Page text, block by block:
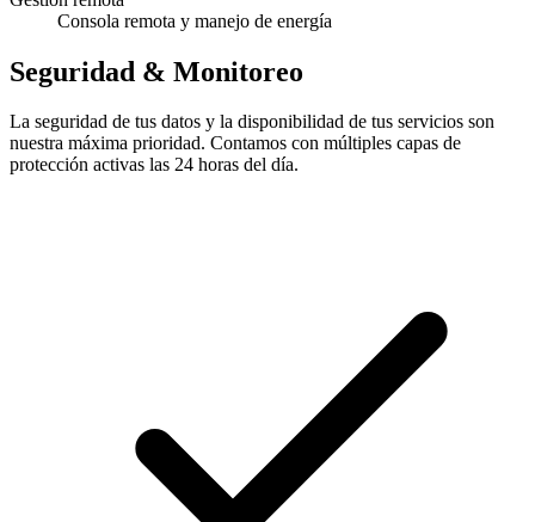
Consola remota y manejo de energía
Seguridad & Monitoreo
La seguridad de tus datos y la disponibilidad de tus servicios son
nuestra máxima prioridad. Contamos con múltiples capas de
protección activas las 24 horas del día.